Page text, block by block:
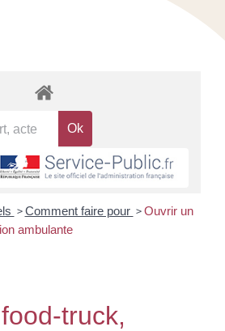
> Comment faire pour > Ouvrir un
ambulante
truck,